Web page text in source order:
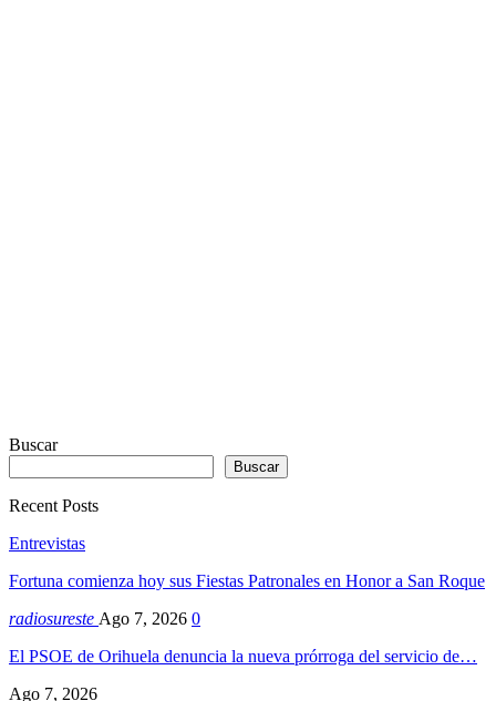
Buscar
Buscar
Recent Posts
Entrevistas
Fortuna comienza hoy sus Fiestas Patronales en Honor a San Roque
radiosureste Ago 7, 2026 0
El PSOE de Orihuela denuncia la nueva prórroga del servicio de…
Ago 7, 2026